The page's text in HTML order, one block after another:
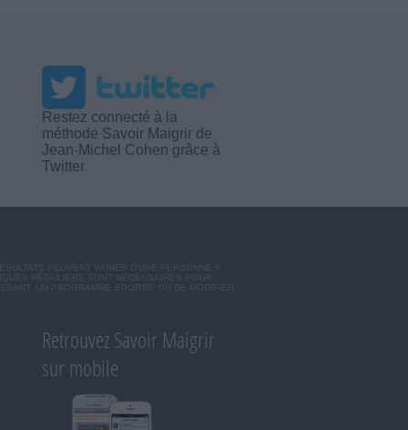
Restez connecté à la
méthode Savoir Maigrir de
Jean-Michel Cohen grâce à
Twitter
PEUVENT VARIER D'UNE PERSONNE A
RÉGULIERS SONT NÉCESSAIRES POUR
UN PROGRAMME SPORTIF OU DE MODIFIER
Retrouvez Savoir Maigrir
sur mobile